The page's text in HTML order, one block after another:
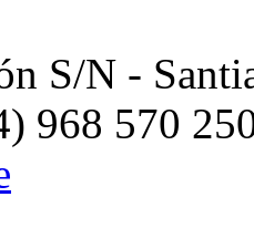
S/N -
968 570